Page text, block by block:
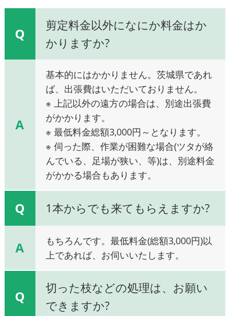
Q
剪定料金以外になにか料金はか
かりますか?
A
基本的にはかかりません。茨城県であれ
ば、出張費はいただいておりません。
※ 上記以外の遠方の場合は、別途出張費
がかかります。
※ 最低料金総額3,000円～となります。
※ 伺った際、作業が困難な場合(ツタが絡
んでいる、足場が狭い、等)は、別途料金
がかかる場合もあります。
Q 1本からでも来てもらえますか?
A
もちろんです。最低料金(総額3,000円)以
上であれば、お伺いいたします。
Q
切った枝などの処理は、お願い
できますか?